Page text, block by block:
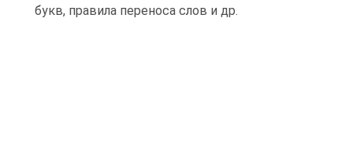
букв, правила переноса слов и др.